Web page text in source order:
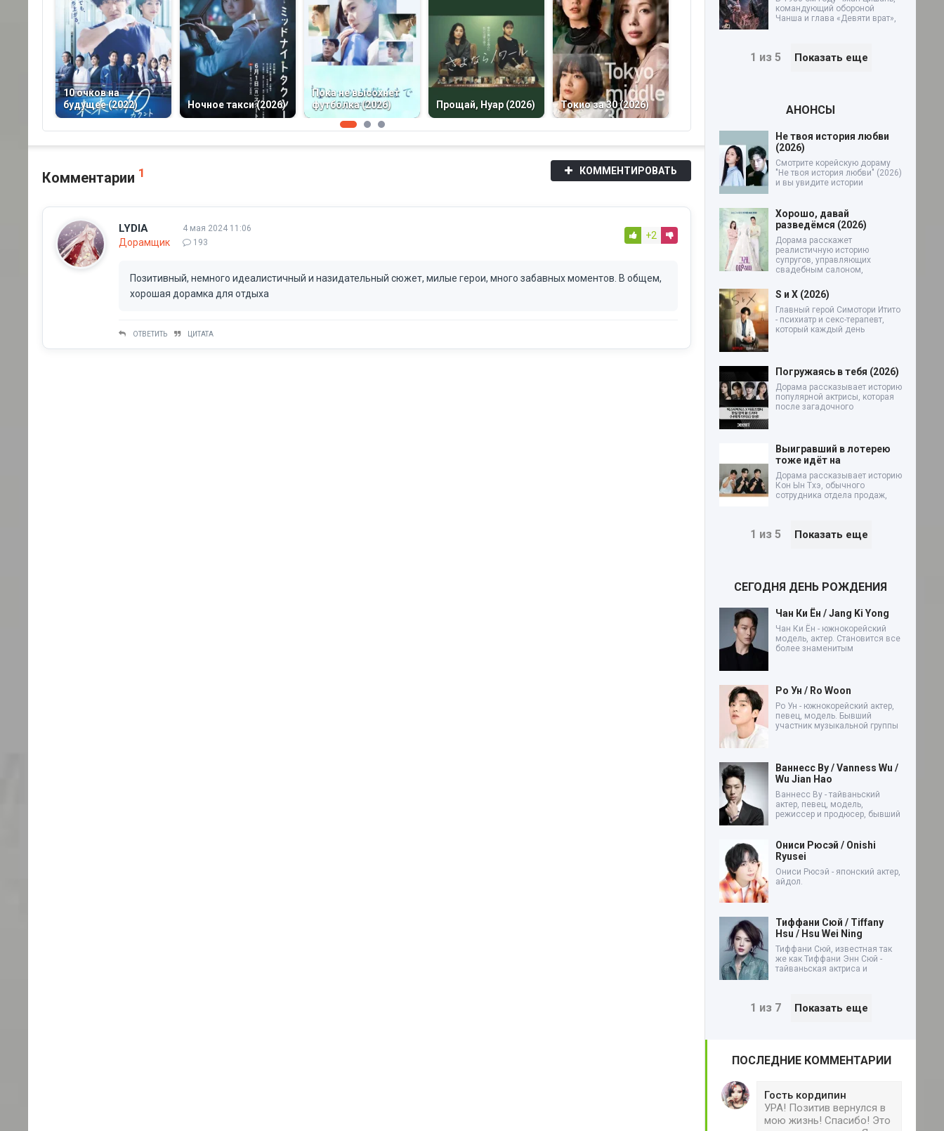
10 очков на
будущее (2022)
Ночное такси (2026)
Пока не высохнет
футболка (2026)
Прощай, Нуар (2026) Токио за 30 (2026)
(2025)
Комментарии 1 КОММЕНТИРОВАТЬ
LYDIA
Дорамщик
4 мая 2024 11:06
193
+2
Позитивный, немного идеалистичный и назидательный сюжет, милые герои, много забавных моментов. В общем,
хорошая дорамка для отдыха
ОТВЕТИТЬ ЦИТАТА
командующий обороной
Чанша и глава «Девяти врат»,
1 из 5 Показать еще
АНОНСЫ
Не твоя история любви
(2026)
Смотрите корейскую дораму
"Не твоя история любви" (2026)
и вы увидите истории
Хорошо, давай
разведёмся (2026)
Дорама расскажет
реалистичную историю
супругов, управляющих
свадебным салоном,
S и X (2026)
Главный герой Симотори Итито
- психиатр и секс-терапевт,
который каждый день
Погружаясь в тебя (2026)
Дорама рассказывает историю
популярной актрисы, которая
после загадочного
Выигравший в лотерею
тоже идёт на
Дорама рассказывает историю
Кон Ын Тхэ, обычного
сотрудника отдела продаж,
1 из 5 Показать еще
СЕГОДНЯ ДЕНЬ РОЖДЕНИЯ
Чан Ки Ён / Jang Ki Yong
Чан Ки Ён - южнокорейский
модель, актер. Становится все
более знаменитым
Ро Ун / Ro Woon
Ро Ун - южнокорейский актер,
певец, модель. Бывший
участник музыкальной группы
Ваннесс Ву / Vanness Wu /
Wu Jian Hao
Ваннесс Ву - тайваньский
актер, певец, модель,
режиссер и продюсер, бывший
Ониси Рюсэй / Onishi
Ryusei
Ониси Рюсэй - японский актер,
айдол.
Тиффани Сюй / Tiffany
Hsu / Hsu Wei Ning
Тиффани Сюй, известная так
же как Тиффани Энн Сюй -
тайваньская актриса и
1 из 7 Показать еще
ПОСЛЕДНИЕ КОММЕНТАРИИ
Гость кордипин
УРА! Позитив вернулся в
мою жизнь! Спасибо! Это